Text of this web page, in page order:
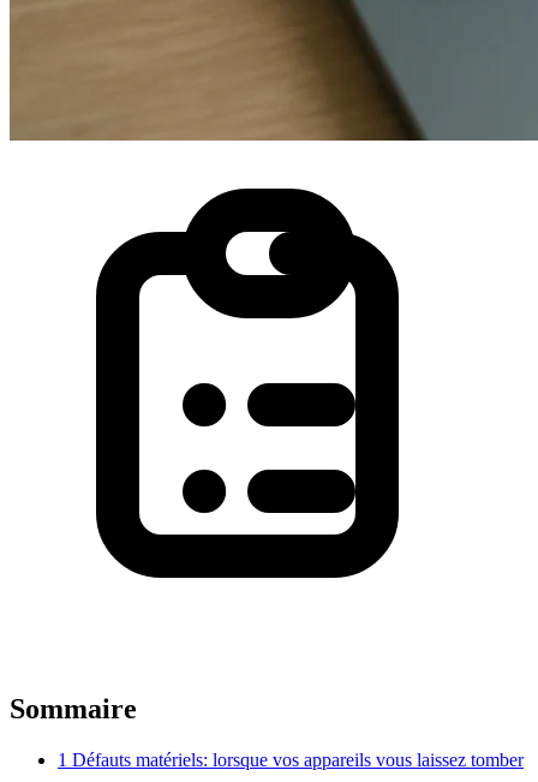
Sommaire
1 Défauts matériels: lorsque vos appareils vous laissez tomber